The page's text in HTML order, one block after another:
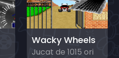
Wacky Wheels
Jucat de 1015 ori